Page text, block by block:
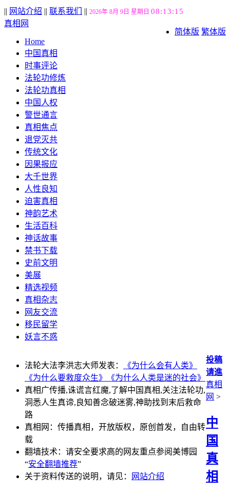
|| 网站介绍 || 联系我们 || 2026年 8月 9日 星期日 08:13:16
简体版 繁体版
真相网
Home
中国真相
时事评论
法轮功修炼
法轮功真相
中国人权
警世通言
真相焦点
退党灭共
传统文化
因果报应
大千世界
人性良知
迫害真相
神韵艺术
生活百科
神话故事
禁书下载
史前文明
美展
精选视频
真相杂志
网友交流
移民留学
妖言不惑
法轮大法李洪志大师发表：
《为什么会有人类》
《为什么要救度众生》
《为什么人类是迷的社会》
真相广传播,诛谎言红魔,了解中国真相,关注法轮功,
洞悉人生真谛,良知善念破迷雾,神助找到末后救命
路
真相网：传播真相，开放版权，原创首发，自由转
载
翻墙技术：请安全要求高的网友重点参阅美博园
“安全翻墙推荐”
关于资料传送的说明，请见：
网站介绍
投稿
请進
真相
网 >
中
国
真
相